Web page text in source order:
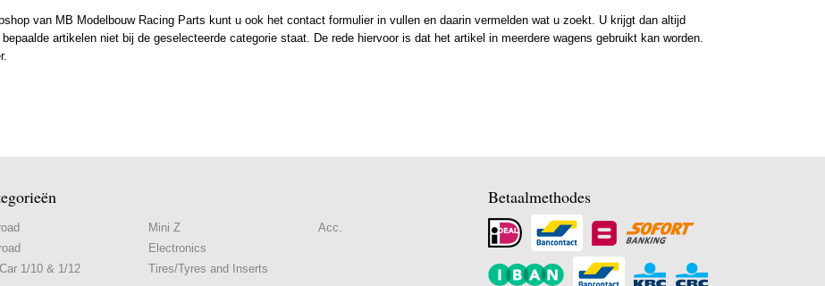
van MB Modelbouw Racing Parts kunt u ook het contact formulier in vullen en daarin vermelden wat u zoekt. U krijgt dan altijd
artikelen niet bij de geselecteerde categorie staat. De rede hiervoor is dat het artikel in meerdere wagens gebruikt kan worden.
1/10 & 1/12
Mini Z
Electronics
Tires/Tyres and Inserts
Acc.
Betaalmethodes